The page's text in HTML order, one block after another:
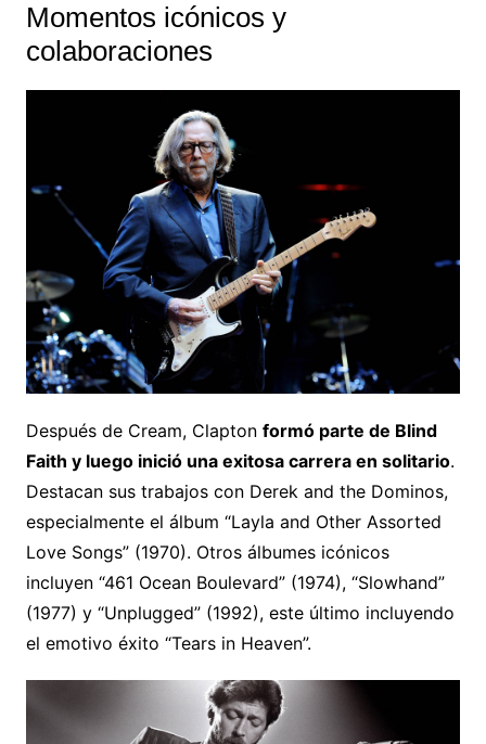
Momentos icónicos y
colaboraciones
Después de Cream, Clapton formó parte de Blind
Faith y luego inició una exitosa carrera en solitario.
Destacan sus trabajos con Derek and the Dominos,
especialmente el álbum “Layla and Other Assorted
Love Songs” (1970). Otros álbumes icónicos
incluyen “461 Ocean Boulevard” (1974), “Slowhand”
(1977) y “Unplugged” (1992), este último incluyendo
el emotivo éxito “Tears in Heaven”.